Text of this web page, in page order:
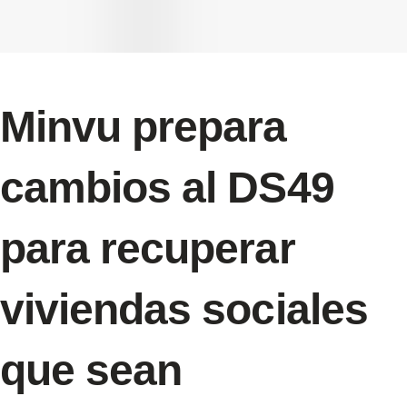
Minvu prepara
cambios al DS49
para recuperar
viviendas sociales
que sean